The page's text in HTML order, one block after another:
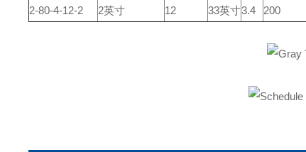
2-80-4-12-2
2英寸 12 33英寸3.4 200